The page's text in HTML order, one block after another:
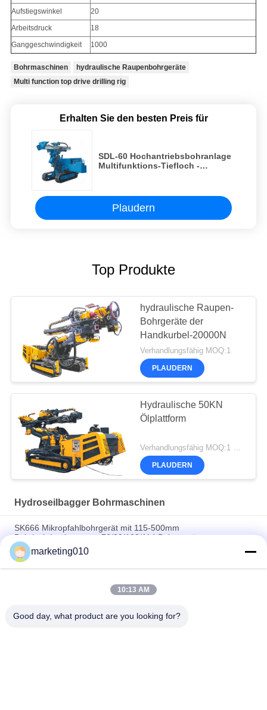
Aufstiegswinkel
20
Arbeitsdruck
18
Ganggeschwindigkeit
1000
Bohrmaschinen
hydraulische Raupenbohrgeräte
Multi function top drive drilling rig
Erhalten Sie den besten Preis für
SDL-60 Hochantriebsbohranlage
Multifunktions-Tiefloch -
Plaudern
Top Produkte
hydraulische Raupen-
Bohrgeräte der
Handkurbel-20000N
Verhandlungsfähig MOQ:1
PLAUDERN
Hydraulische 50KN
Ölplattform
Verhandlungsfähig MOQ:1 Satz
PLAUDERN
Hydroseilbagger Bohrmaschinen
SK666 Mikropfahlbohrgerät mit 115-500mm
Bohrlochdurchmesser, 76/89/102/114 Bohrgestänge-
Spezifikation und 4/5/6/8/10/12 Hammer für hochpräzise
technische Bohrungen
marketing010
10:13 AM
Good day, what product are you looking for?